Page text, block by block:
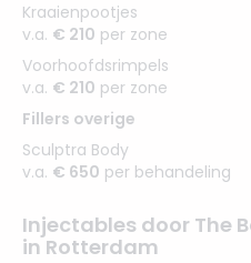
Kraaienpootjes
v.a. € 210 per zone
Voorhoofdsrimpels
v.a. € 210 per zone
Fillers overige
Sculptra Body
v.a. € 650 per behandeling
Injectables door The
in Rotterdam